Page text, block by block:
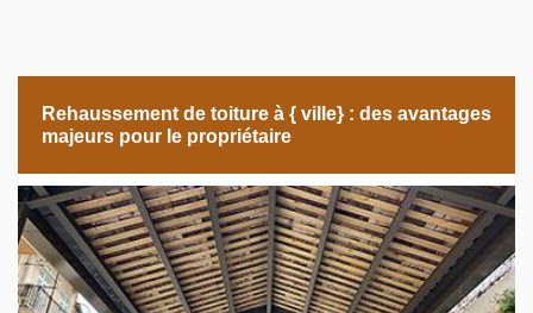
Rehaussement de toiture à { ville} : des avantages
majeurs pour le propriétaire